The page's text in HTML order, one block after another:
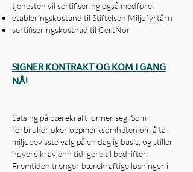
tjenesten vil sertifisering også medføre:
etableringskostand til Stiftelsen Miljøfyrtårn
sertifiseringskostnad til CertNor
SIGNER KONTRAKT OG KOM I GANG
NÅ!
Satsing på bærekraft lønner seg. Som
forbruker øker oppmerksomheten om å ta
miljøbevisste valg på en daglig basis, og stiller
høyere krav enn tidligere til bedrifter.
Fremtiden trenger bærekraftige løsninger i